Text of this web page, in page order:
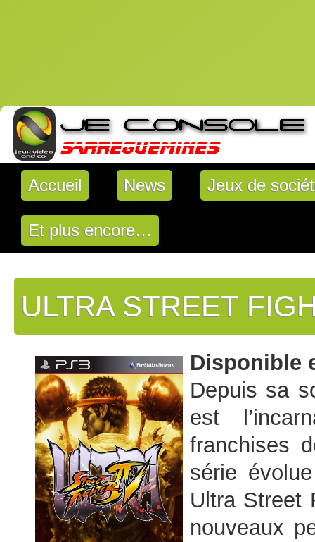
Accueil News Jeux de
Et plus encore…
ULTRA STREET
Disponible
Depuis sa
est
franchises
série
Ultra Street
nouveaux